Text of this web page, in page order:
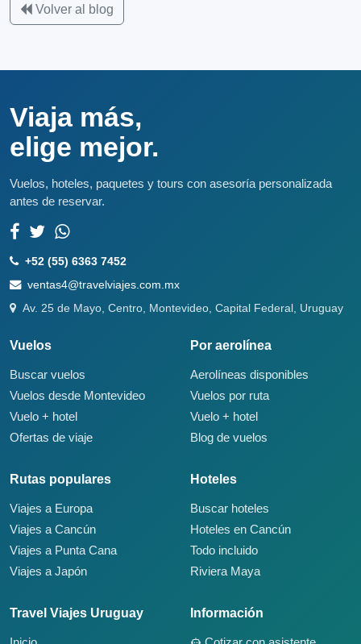
Volver al blog
Viaja más,
elige mejor.
Vuelos, hoteles, paquetes y tours con asesoría personalizada
antes de reservar.
+52 (55) 6363 7452
ventas4@travelviajes.com.mx
Av. 25 de Mayo, Centro, Montevideo, Capital Federal, Uruguay
Vuelos
Buscar vuelos
Vuelos desde Montevideo
Vuelo + hotel
Ofertas de viaje
Por aerolínea
Aerolíneas disponibles
Vuelos por ruta
Vuelo + hotel
Blog de vuelos
Rutas populares
Viajes a Europa
Viajes a Cancún
Viajes a Punta Cana
Viajes a Japón
Hoteles
Buscar hoteles
Hoteles en Cancún
Todo incluido
Riviera Maya
Travel Viajes Uruguay Información